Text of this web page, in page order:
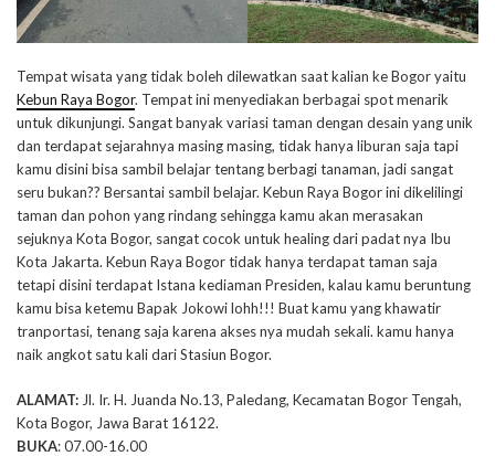
Tempat wisata yang tidak boleh dilewatkan saat kalian ke Bogor yaitu
Kebun Raya Bogor. Tempat ini menyediakan berbagai spot menarik
untuk dikunjungi. Sangat banyak variasi taman dengan desain yang unik
dan terdapat sejarahnya masing masing, tidak hanya liburan saja tapi
kamu disini bisa sambil belajar tentang berbagi tanaman, jadi sangat
seru bukan?? Bersantai sambil belajar. Kebun Raya Bogor ini dikelilingi
taman dan pohon yang rindang sehingga kamu akan merasakan
sejuknya Kota Bogor, sangat cocok untuk healing dari padat nya Ibu
Kota Jakarta. Kebun Raya Bogor tidak hanya terdapat taman saja
tetapi disini terdapat Istana kediaman Presiden, kalau kamu beruntung
kamu bisa ketemu Bapak Jokowi lohh!!! Buat kamu yang khawatir
tranportasi, tenang saja karena akses nya mudah sekali. kamu hanya
naik angkot satu kali dari Stasiun Bogor.
ALAMAT: Jl. Ir. H. Juanda No.13, Paledang, Kecamatan Bogor Tengah,
Kota Bogor, Jawa Barat 16122.
BUKA: 07.00-16.00